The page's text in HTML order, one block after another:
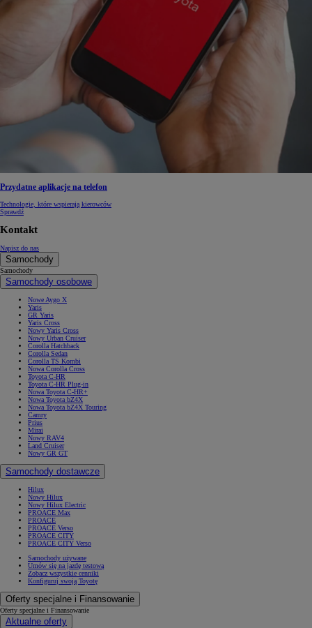
Przydatne aplikacje na telefon
Technologie, które wspierają kierowców
Sprawdź
Kontakt
Napisz do nas
Samochody
Samochody
Samochody osobowe
Nowe Aygo X
Yaris
GR Yaris
Yaris Cross
Nowy Yaris Cross
Nowy Urban Cruiser
Corolla Hatchback
Corolla Sedan
Corolla TS Kombi
Nowa Corolla Cross
Toyota C-HR
Toyota C-HR Plug-in
Nowa Toyota C-HR+
Nowa Toyota bZ4X
Nowa Toyota bZ4X Touring
Camry
Prius
Mirai
Nowy RAV4
Land Cruiser
Nowy GR GT
Samochody dostawcze
Hilux
Nowy Hilux
Nowy Hilux Electric
PROACE Max
PROACE
PROACE Verso
PROACE CITY
PROACE CITY Verso
Samochody używane
Umów się na jazdę testową
Zobacz wszystkie cenniki
Konfiguruj swoją Toyotę
Oferty specjalne i Finansowanie
Oferty specjalne i Finansowanie
Aktualne oferty